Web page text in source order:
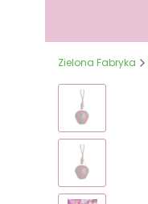
Zielona Fabryka